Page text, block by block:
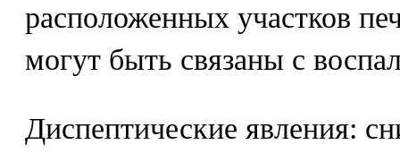
расположенных участков
могут быть связаны с
Диспептические явления: